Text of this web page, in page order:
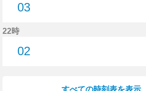
03
22時
02
すべての時刻表を表示